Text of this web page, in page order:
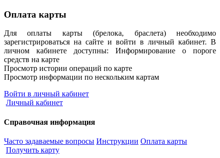
Оплата карты
Для оплаты карты (брелока, браслета) необходимо
зарегистрироваться на сайте и войти в личный кабинет. В
личном кабинете доступны: Информирование о пороге
средств на карте
Просмотр истории операций по карте
Просмотр информации по нескольким картам
Войти в личный кабинет
Личный кабинет
Справочная информация
Часто задаваемые вопросы Инструкции Оплата карты
Получить карту